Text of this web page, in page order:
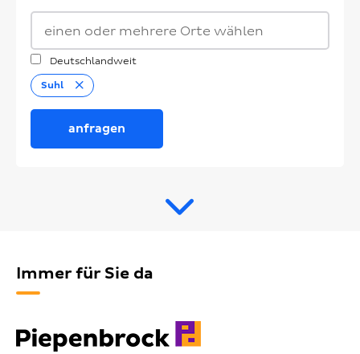
Deutschlandweit
Suhl
Entfernen
anfragen
Immer für Sie da